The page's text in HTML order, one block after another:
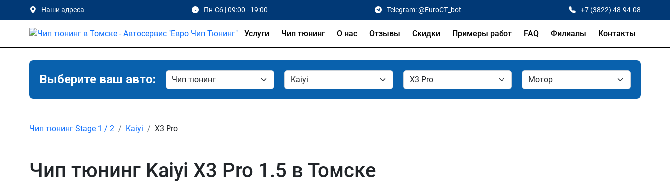
Наши адреса Пн-Сб | 09:00 - 19:00 Telegram: @EuroCT_bot +7 (3822) 48-94-08
Услуги Чип тюнинг О нас Отзывы Скидки Примеры работ FAQ Филиалы Контакты
Выберите ваш авто:
Чип тюнинг Stage 1 / 2 Kaiyi X3 Pro
Чип тюнинг Kaiyi X3 Pro 1.5 в Томске